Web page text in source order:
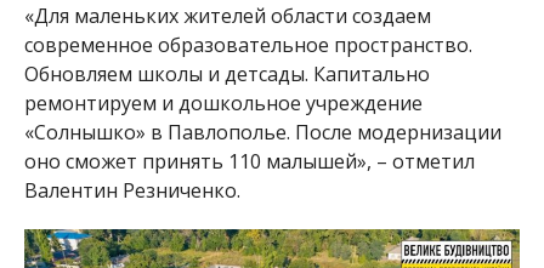
«Для маленьких жителей области создаем
современное образовательное пространство.
Обновляем школы и детсады. Капитально
ремонтируем и дошкольное учреждение
«Солнышко» в Павлополье. После модернизации
оно сможет принять 110 малышей», – отметил
Валентин Резниченко.